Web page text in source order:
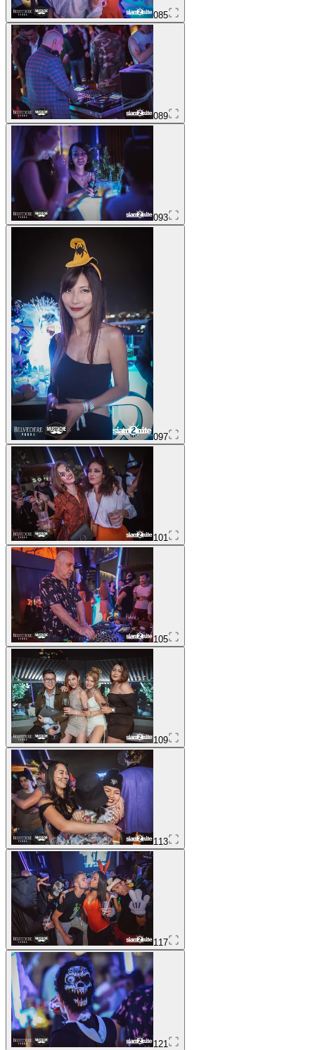
085
089
093
097
101
105
109
113
117
121